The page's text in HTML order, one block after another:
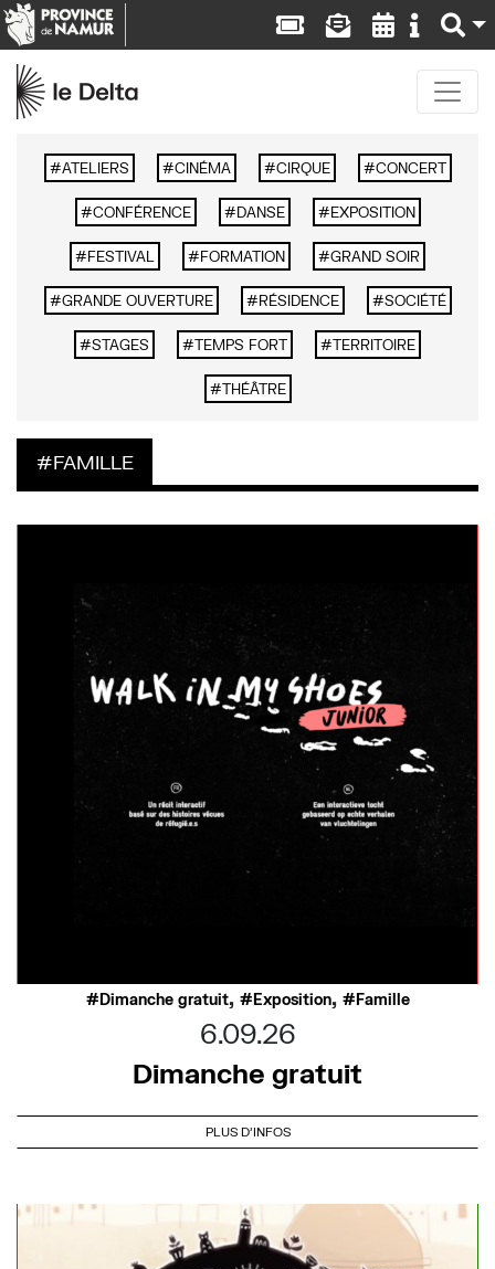
ATELIERS CINÉMA CIRQUE CONCERT
CONFÉRENCE DANSE EXPOSITION
FESTIVAL FORMATION GRAND SOIR
GRANDE OUVERTURE RÉSIDENCE SOCIÉTÉ
STAGES TEMPS FORT TERRITOIRE
THÉÂTRE
FAMILLE
Dimanche gratuit, Exposition, Famille
6.09.26
Dimanche gratuit
PLUS D'INFOS